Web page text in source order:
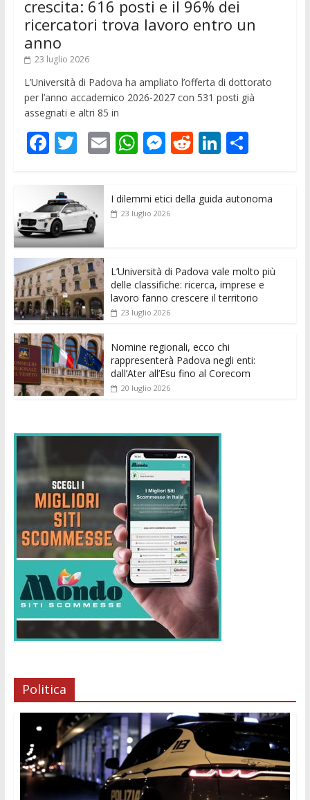
crescita: 616 posti e il 96% dei
ricercatori trova lavoro entro un
anno
23 luglio 2026
L’Università di Padova ha ampliato l’offerta di dottorato
per l’anno accademico 2026-2027 con 531 posti già
assegnati e altri 85 in
F
e
b
o
o
k
T
itt
er
E
ai
l
W
s
p
M
ss
e
er
R
di
Li
e
C
di
I dilemmi etici della guida autonoma
23 luglio 2026
L’Università di Padova vale molto più
delle classifiche: ricerca, imprese e
lavoro fanno crescere il territorio
23 luglio 2026
Nomine regionali, ecco chi
rappresenterà Padova negli enti:
dall’Ater all’Esu fino al Corecom
20 luglio 2026
Politica